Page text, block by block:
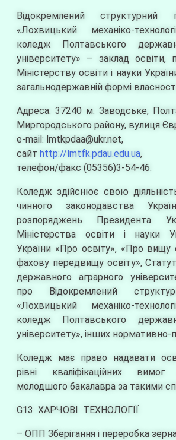
Відокремлений структурний
«Лохвицький механіко-
коледж Полтавського
університету» – заклад освіти,
Міністерству освіти і науки
загальнодержавній формі
Адреса: 37240 м. Заводське,
Миргородського району, вулиця
е-mail: lmtkpdaa@ukr.net,
сайт http://lmtfk.pdau.edu.ua,
телефон/факс (05356)3-54-46.
Коледж здійснює свою
чинного законодавства
розпоряджень Президента
Міністерства освіти і науки
України «Про освіту», «Про вищу
фахову передвищу освіту»,
державного аграрного
про Відокремлений
«Лохвицький механіко-
коледж Полтавського
університету», інших нормативно-
Коледж має право надавати
рівні кваліфікаційних
молодшого бакалавра за такими
G13 ХАРЧОВІ ТЕХНОЛОГІЇ
– ОПП Зберігання і переробка